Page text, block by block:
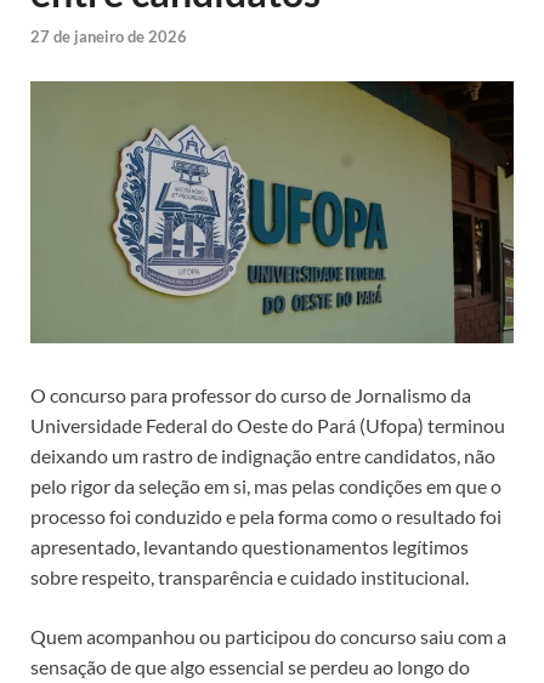
27 de janeiro de 2026
O concurso para professor do curso de Jornalismo da
Universidade Federal do Oeste do Pará (Ufopa) terminou
deixando um rastro de indignação entre candidatos, não
pelo rigor da seleção em si, mas pelas condições em que o
processo foi conduzido e pela forma como o resultado foi
apresentado, levantando questionamentos legítimos
sobre respeito, transparência e cuidado institucional.
Quem acompanhou ou participou do concurso saiu com a
sensação de que algo essencial se perdeu ao longo do